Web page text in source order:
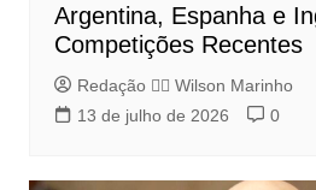
Argentina, Espanha e
Competições Recentes
Redação 👨‍⚖️​ Wilson Marinho
13 de julho de 2026
0